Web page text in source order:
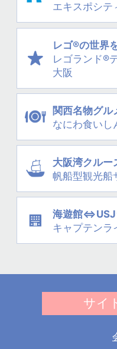
エキスポシテ
レゴ®の世界
レゴランド®
大阪
関西名物グル
なにわ食いし
大阪湾クルー
帆船型観光船
海遊館⇔USJ
キャプテンラ
サイ